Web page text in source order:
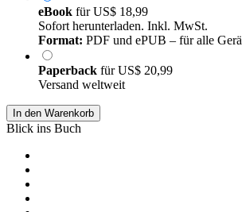
eBook fürUS$ 18,99
Sofort herunterladen. Inkl. MwSt.
Format: PDF und ePUB – für alle
Paperback fürUS$ 20,99
Versand weltweit
In den Warenkorb
Blick ins Buch